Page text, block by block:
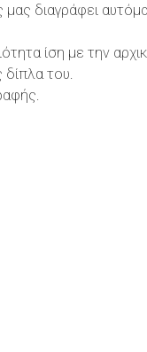
διαγράφει
ίση με την
του.